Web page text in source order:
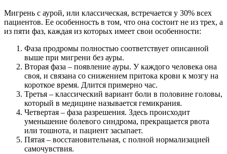
Мигрень с аурой, или классическая, встречается у 30% всех
пациентов. Ее особенность в том, что она состоит не из трех, а
из пяти фаз, каждая из которых имеет свои особенности:
Фаза продромы полностью соответствует описанной
выше при мигрени без ауры.
Вторая фаза – появление ауры. У каждого человека она
своя, и связана со снижением притока крови к мозгу на
короткое время. Длится примерно час.
Третья – классический вариант боли в половине головы,
который в медицине называется гемикрания.
Четвертая – фаза разрешения. Здесь происходит
уменьшение болевого синдрома, прекращается рвота
или тошнота, и пациент засыпает.
Пятая – восстановительная, с полной нормализацией
самочувствия.